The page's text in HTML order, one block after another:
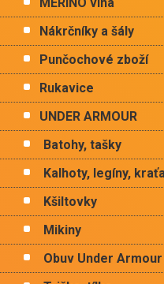
Nákrčníky a šály
Punčochové zboží
Rukavice
UNDER ARMOUR
Batohy, tašky
Kalhoty, legíny,
Kšiltovky
Mikiny
Obuv Under Armour